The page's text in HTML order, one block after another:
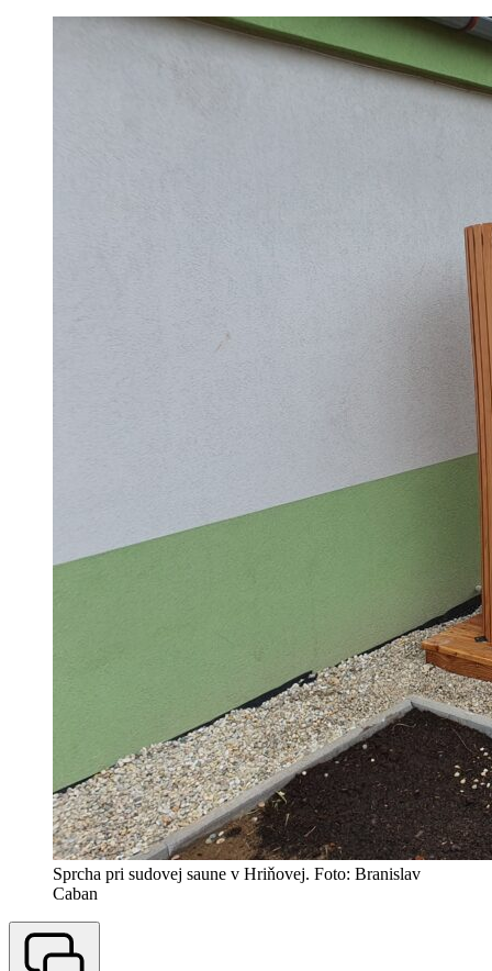
Sprcha pri sudovej saune v Hriňovej. Foto: Branislav
Caban